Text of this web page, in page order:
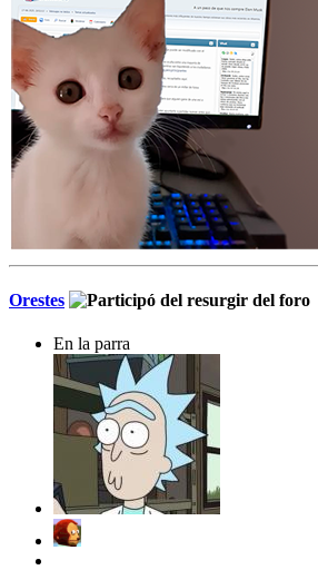
Orestes
En la parra